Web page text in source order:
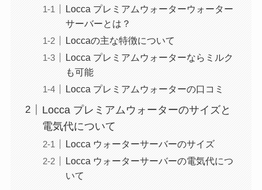
Locca プレミアムウォーターウォーター
サーバーとは？
Loccaの主な特徴について
Locca プレミアムウォーターならミルク
も可能
Locca プレミアムウォーターの口コミ
Locca プレミアムウォーターのサイズと
電気代について
Locca ウォーターサーバーのサイズ
Locca ウォーターサーバーの電気代につ
いて